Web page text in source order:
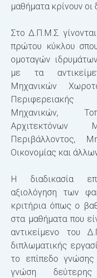
μαθήματα κρίνουν οι
Στο Δ.Π.Μ.Σ.
πρώτου κύκλου
ομοταγών
με τα
Μηχανικών
Περιφερειακής
Μηχανικών,
Αρχιτεκτόνων
Περιβάλλοντος,
Οικονομίας και
Η διαδικασία
αξιολόγηση των
κριτήρια όπως ο
στα μαθήματα που
αντικείμενο του
διπλωματικής
το επίπεδο
γνώση